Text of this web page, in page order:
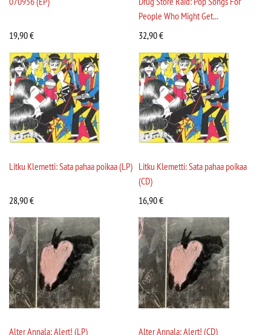
19,90€
People Who Might Get...
32,90€
Litku Klemetti: Sata pahaa poikaa (LP)
28,90€
Litku Klemetti: Sata pahaa poikaa
(CD)
16,90€
Alter Annala: Alert! (LP)
Alter Annala: Alert! (CD)